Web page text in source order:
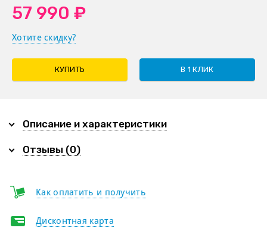
57 990 ₽
Хотите скидку?
КУПИТЬ В 1 КЛИК
Описание и характеристики
Отзывы (0)
Как оплатить и получить
Дисконтная карта